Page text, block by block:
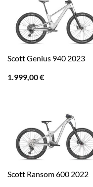
Scott Genius 940 2023
1.999,00€
Scott Ransom 600 2022